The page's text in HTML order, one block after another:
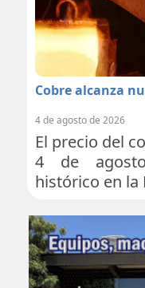
Cobre alcanza
4 de agosto de 2026
El precio del
4 de
histórico en la